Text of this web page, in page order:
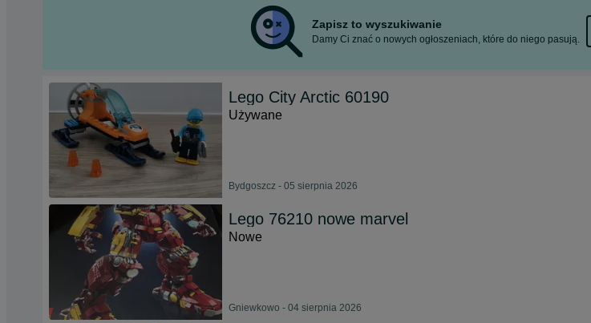
Zapisz to wyszukiwanie
Damy Ci znać o nowych ogłoszeniach, które do niego pasują.
Lego City Arctic 60190
Używane
Bydgoszcz - 05 sierpnia 2026
Lego 76210 nowe marvel
Nowe
Gniewkowo - 04 sierpnia 2026